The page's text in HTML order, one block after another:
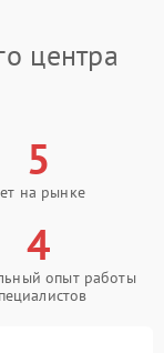
центра
5
на рынке
4
опыт работы